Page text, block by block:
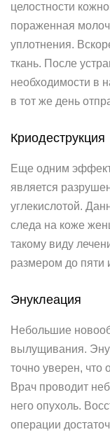
целостности
пораженная
уплотнения.
ткань. После
необходимости в
в тот же день
Криодеструкция
Еще одним
является
углекислотой.
следа на коже
такому виду
размером до пяти
Энуклеация
Небольшие
вылущивания.
точно уверен, что
Врач проводит
него опухоль.
операции